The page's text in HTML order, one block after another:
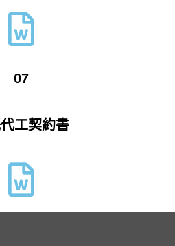
07
工契約書